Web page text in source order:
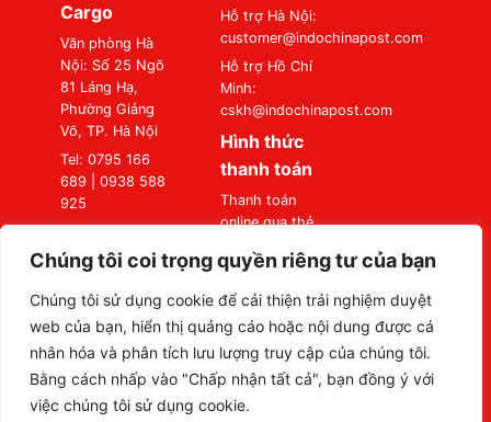
Chúng tôi coi trọng quyền riêng tư của bạn
Chúng tôi sử dụng cookie để cải thiện trải nghiệm duyệt
web của bạn, hiển thị quảng cáo hoặc nội dung được cá
nhân hóa và phân tích lưu lượng truy cập của chúng tôi.
Bằng cách nhấp vào "Chấp nhận tất cả", bạn đồng ý với
việc chúng tôi sử dụng cookie.
Cargo
Văn phòng Hà
Nội: Số 25 Ngõ
81 Láng Hạ,
Phường Giảng
Võ, TP. Hà Nội
Tel: 0795 166
689 | 0938 588
925
Gòn: Số 87
Đường A4
(K300), Phường
Bảy Hiền, TP. Hồ
Tel: 0795 166
689 | 0938 588
925
Hỗ trợ Hà Nội:
customer@indochinapost.com
Hỗ trợ Hồ Chí
Minh:
cskh@indochinapost.com
Hình thức
thanh toán
Thanh toán
online qua thẻ
Thanh toán tại
Văn Phòng